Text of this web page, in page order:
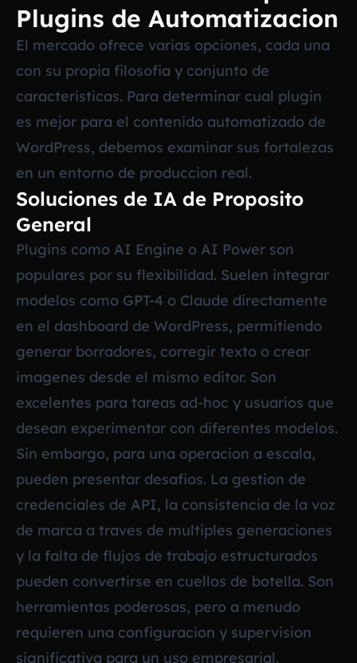
Plugins de Automatizacion
El mercado ofrece varias opciones, cada una
con su propia filosofia y conjunto de
caracteristicas. Para determinar cual plugin
es mejor para el contenido automatizado de
WordPress, debemos examinar sus fortalezas
en un entorno de produccion real.
Soluciones de IA de Proposito
General
Plugins como AI Engine o AI Power son
populares por su flexibilidad. Suelen integrar
modelos como GPT-4 o Claude directamente
en el dashboard de WordPress, permitiendo
generar borradores, corregir texto o crear
imagenes desde el mismo editor. Son
excelentes para tareas ad-hoc y usuarios que
desean experimentar con diferentes modelos.
Sin embargo, para una operacion a escala,
pueden presentar desafios. La gestion de
credenciales de API, la consistencia de la voz
de marca a traves de multiples generaciones
y la falta de flujos de trabajo estructurados
pueden convertirse en cuellos de botella. Son
herramientas poderosas, pero a menudo
requieren una configuracion y supervision
significativa para un uso empresarial.